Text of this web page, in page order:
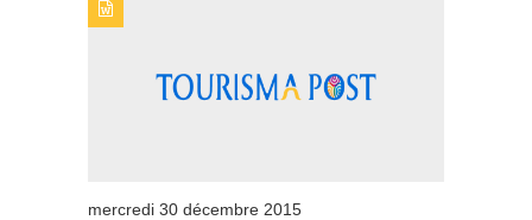
MONDE EN 2015
mercredi 30 décembre 2015